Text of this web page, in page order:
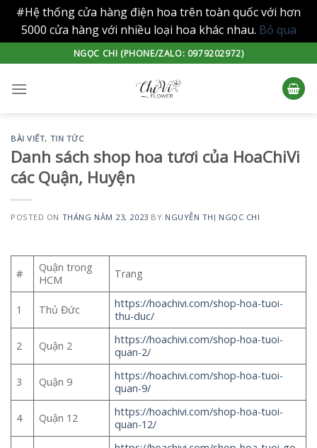
#Hệ thống cửa hàng điện hoa trên toàn quốc với hơn
5000 cửa hàng với nhiều loại hoa khác nhau. Bỏ qua
to
content
NGỌC CHI (PHONE/ZALO: 0979202972)
BÀI VIẾT, TIN TỨC
Danh sách shop hoa tươi của HoaChiVi
các Quận, Huyện
POSTED ON THÁNG NĂM 23, 2023 BY NGUYỄN THỊ NGỌC CHI
#
Quận trong
HCM
Trang
1 Thủ Đức
https://hoachivi.com/shop-hoa-tuoi-
thu-duc/
2 Quận 2
https://hoachivi.com/shop-hoa-tuoi-
quan-2/
3 Quận 9
https://hoachivi.com/shop-hoa-tuoi-
quan-9/
4 Quận 12
https://hoachivi.com/shop-hoa-tuoi-
quan-12/